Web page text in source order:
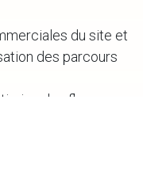
du site et
des parcours
les flows